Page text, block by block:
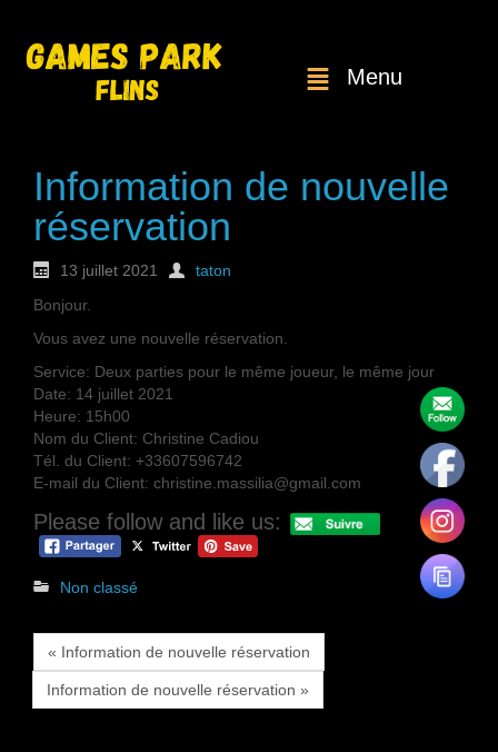
Menu
Information de nouvelle
réservation
13 juillet 2021
taton
Bonjour.
Vous avez une nouvelle réservation.
Service: Deux parties pour le même joueur, le même jour
Date: 14 juillet 2021
Heure: 15h00
Nom du Client: Christine Cadiou
Tél. du Client: +33607596742
E-mail du Client: christine.massilia@gmail.com
Please follow and like us:
Non classé
« Information de nouvelle réservation
Information de nouvelle réservation »